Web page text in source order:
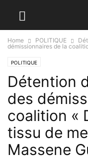
Home POLITIQUE
démissionnaires de la
POLITIQUE
Détention
des
coalition «
tissu de
Massene